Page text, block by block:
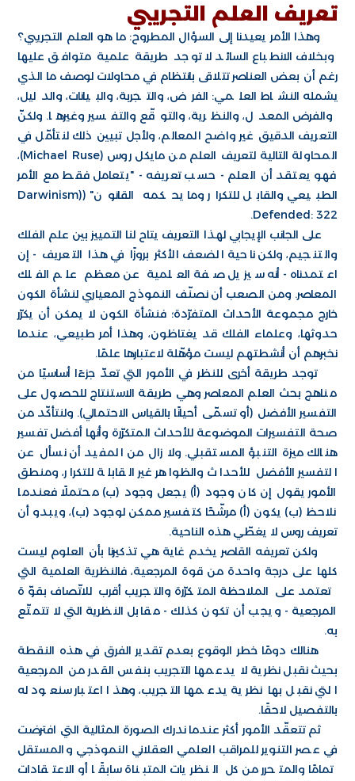
تعريف العلم التجريبي
وهذا الأمر يعيدنا إلى السؤال المطروح: ما هو العلم التجريبي؟
وبخلاف الانطباع السائد لا توجد طريقة علمية متوافق عليها
رغم أن بعض العناصر تتلاقى بانتظام في محاولات لوصف ما الذي
يشمله النشاط العلمي: الفرض، والتجربة، والبيانات، والدليل،
والفرض المعدل، والنظرية، والتوقّع والتفسير وغيرها. ولكنّ
التعريف الدقيق غير واضح المعالم، ولأجل تبيين ذلك لنتأمّل في
المحاولة التالية لتعريف العلم من مايكل روس (Michael Ruse)،
فهو يعتقد أن العلم - حسب تعريفه - "يتعامل فقط مع الأمر
الطبيعي والقابل للتكرار وما يحكمه القانون" ((Darwinism
Defended: 322.
على الجانب الإيجابي لهذا التعريف يتاح لنا التمييز بين علم الفلك
والتنجيم، ولكن ناحية الضعف الأكثر بروزًا في هذا التعريف - إن
اعتمدناه - أنه سيزيل صفة العلمية عن معظم علم الفلك
المعاصر. ومن الصعب أن نصنّف النموذج المعياري لنشأة الكون
خارج مجموعة الأحداث المتفرّدة؛ فنشأة الكون لا يمكن أن يكرّر
حدوثها، وعلماء الفلك قد يغتاظون، وهذا أمر طبيعي، عندما
نخبرهم أن أنشطتهم ليست مؤهّلة لاعتبارها علمًا.
توجد طريقة أخرى للنظر في الأمور التي تعدّ جزءًا أساسيًا من
مناهج بحث العلم المعاصر وهي طريقة الاستنتاج للحصول على
التفسير الأفضل (أو تسمّى أحيانًا بالقياس الاحتمالي). ولنتأكّد من
صحة التفسيرات الموضوعة للأحداث المتكرّرة وأنها أفضل تفسير
هنالك ميزة التنبؤ المستقبلي. ولا زال من المفيد أن نسأل عن
التفسير الأفضل للأحداث والظواهر غير القابلة للتكرار، ومنطق
الأمور يقول إن كان وجود (أ) يجعل وجود (ب) محتملًا فعندما
نلاحظ (ب) يكون (أ) مرشّحًا كتفسير ممكن لوجود (ب)، ويبدو أن
تعريف روس لا يغطّي هذه الناحية.
ولكن تعريفه القاصر يخدم غاية هي تذكيرنا بأن العلوم ليست
كلها على درجة واحدة من قوة المرجعية، فالنظرية العلمية التي
تعتمد على الملاحظة المتكرّرة والتجريب أقرب للاتّصاف بقوّة
المرجعية - ويجب أن تكون كذلك - مقابل النظرية التي لا تتمتّع
به.
هنالك دومًا خطر الوقوع بعدم تقدير الفرق في هذه النقطة
بحيث نقبل نظرية لا يدعمها التجريب بنفس القدر من المرجعية
التي نقبل بها نظرية يدعمها التجريب، وهذا اعتبار سنعود له
بالتفصيل لاحقًا.
ثم تتعقّد الأمور أكثر عندما ندرك الصورة المثالية التي افترضت
في عصر التنوير للمراقب العلمي العقلاني النموذجي والمستقل
تمامًا والمتحرر من كل النظريات المتبناة سابقًا أو الاعتقادات